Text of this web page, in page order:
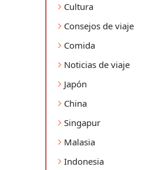
Cultura
Consejos de viaje
Comida
Noticias de viaje
Japón
China
Singapur
Malasia
Indonesia